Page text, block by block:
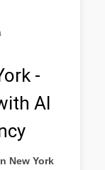
-
AI
New York